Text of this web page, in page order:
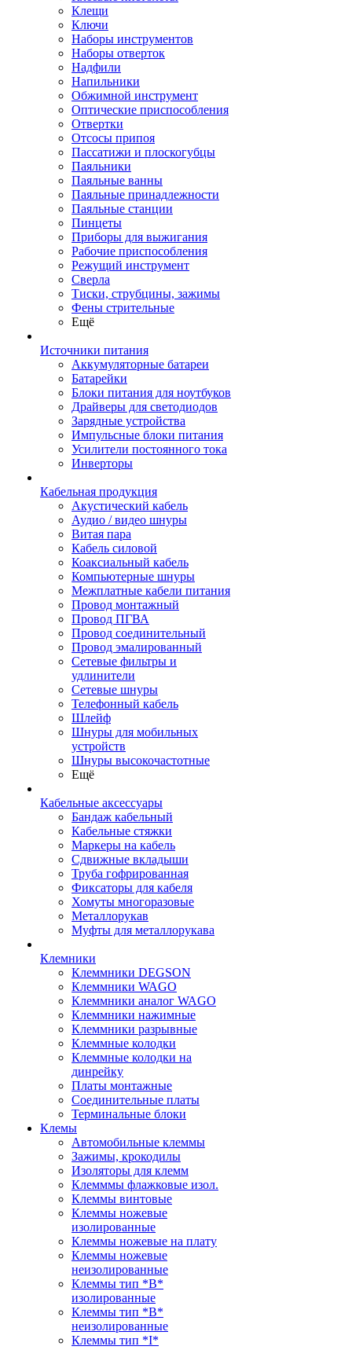
Клещи
Ключи
Наборы инструментов
Наборы отверток
Надфили
Напильники
Обжимной инструмент
Оптические приспособления
Отвертки
Отсосы припоя
Пассатижи и плоскогубцы
Паяльники
Паяльные ванны
Паяльные принадлежности
Паяльные станции
Пинцеты
Приборы для выжигания
Рабочие приспособления
Режущий инструмент
Сверла
Тиски, струбцины, зажимы
Фены стрительные
Ещё
Источники питания
Аккумуляторные батареи
Батарейки
Блоки питания для ноутбуков
Драйверы для светодиодов
Зарядные устройства
Импульсные блоки питания
Усилители постоянного тока
Инверторы
Кабельная продукция
Акустический кабель
Аудио / видео шнуры
Витая пара
Кабель силовой
Коаксиальный кабель
Компьютерные шнуры
Межплатные кабели питания
Провод монтажный
Провод ПГВА
Провод соединительный
Провод эмалированный
Сетевые фильтры и
удлинители
Сетевые шнуры
Телефонный кабель
Шлейф
Шнуры для мобильных
устройств
Шнуры высокочастотные
Ещё
Кабельные аксессуары
Бандаж кабельный
Кабельные стяжки
Маркеры на кабель
Сдвижные вкладыши
Труба гофрированная
Фиксаторы для кабеля
Хомуты многоразовые
Металлорукав
Муфты для металлорукава
Клемники
Клеммники DEGSON
Клеммники WAGO
Клеммники аналог WAGO
Клеммники нажимные
Клеммники разрывные
Клеммные колодки
Клеммные колодки на
динрейку
Платы монтажные
Соединительные платы
Терминальные блоки
Клемы
Автомобильные клеммы
Зажимы, крокодилы
Изоляторы для клемм
Клемммы флажковые изол.
Клеммы винтовые
Клеммы ножевые
изолированные
Клеммы ножевые на плату
Клеммы ножевые
неизолированные
Клеммы тип *B*
изолированные
Клеммы тип *B*
неизолированные
Клеммы тип *I*